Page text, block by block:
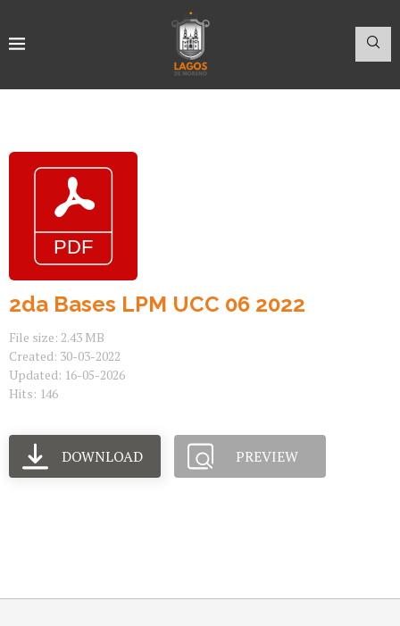
2da Bases LPM UCC 06 2022
File size: 2.43 MB
Created: 30-03-2022
Updated: 16-05-2026
Hits: 146
DOWNLOAD PREVIEW